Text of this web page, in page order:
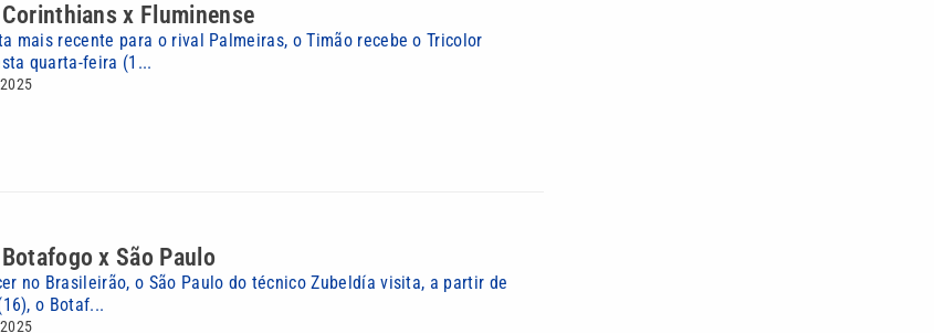
x Fluminense
mais recente para o rival Palmeiras, o Timão recebe o Tricolor
quarta-feira (1...
x São Paulo
no Brasileirão, o São Paulo do técnico Zubeldía visita, a partir de
o Botaf...